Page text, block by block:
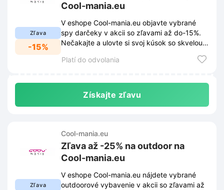
Zľava
-15%
Cool-mania.eu
V eshope Cool-mania.eu objavte vybrané
spy darčeky v akcii so zľavami až do-15%.
Nečakajte a ulovte si svoj kúsok so skvelou
Platí do odvolania
Získajte zľavu
Zľava
Cool-mania.eu
Zľava až -25% na outdoor na
Cool-mania.eu
V eshope Cool-mania.eu nájdete vybrané
outdoorové vybavenie v akcii so zľavami až